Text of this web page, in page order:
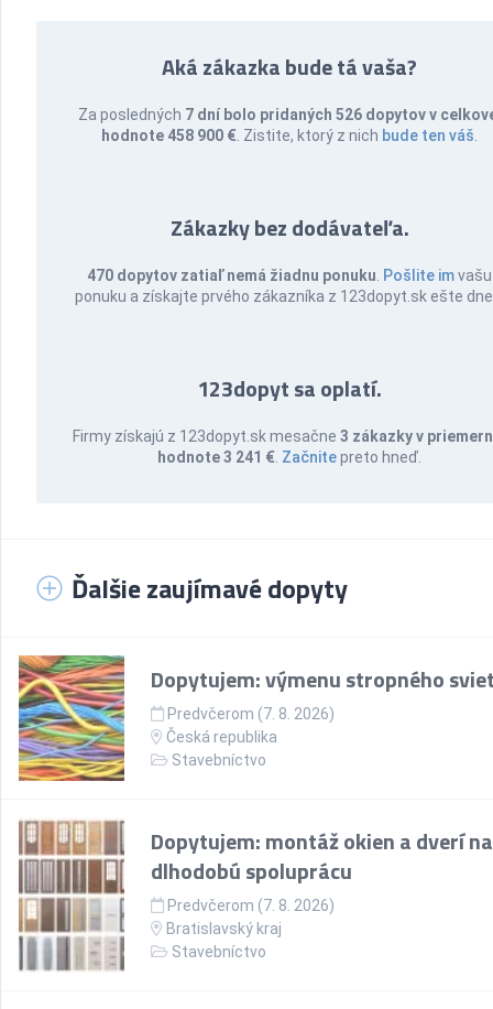
Aká zákazka bude tá vaša?
Za posledných 7 dní bolo pridaných 526 dopytov v
hodnote 458 900 € . Zistite, ktorý z nich bude ten váš
Zákazky bez dodávateľa.
470 dopytov zatiaľ nemá žiadnu ponuku Pošlite imvašu
ponuku a získajte prvého zákazníka z 123dopyt.sk ešte
123dopyt sa oplatí.
Firmy získajú z 123dopyt.sk mesačne3 zákazky v
hodnote 3 241 € Začnitepreto hneď.
Ďalšie zaujímavé dopyty
Dopytujem: výmenu stropného
Predvčerom (7. 8. 2026)
Česká republika
Stavebníctvo
Dopytujem: montáž okien a dverí na
dlhodobú spoluprácu
Predvčerom (7. 8. 2026)
Bratislavský kraj
Stavebníctvo